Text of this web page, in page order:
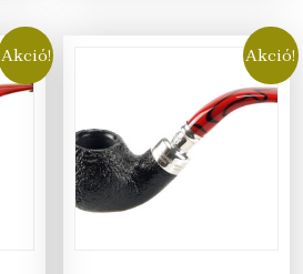
Akció! Akció!